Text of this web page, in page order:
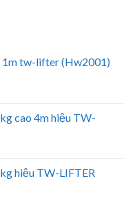
1m tw-lifter (Hw2001)
cao 4m hiệu TW-
hiệu TW-LIFTER